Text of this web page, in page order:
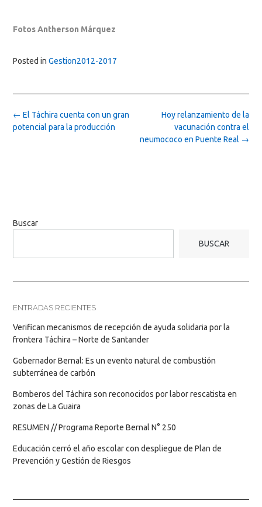
Fotos Antherson Márquez
Posted in Gestion2012-2017
Post
navigation
Hoy relanzamiento de la
vacunación contra el
neumococo en Puente Real →
← El Táchira cuenta con un gran
potencial para la producción
Buscar
BUSCAR
ENTRADAS RECIENTES
Verifican mecanismos de recepción de ayuda solidaria por la
frontera Táchira – Norte de Santander
Gobernador Bernal: Es un evento natural de combustión
subterránea de carbón
Bomberos del Táchira son reconocidos por labor rescatista en
zonas de La Guaira
RESUMEN // Programa Reporte Bernal N° 250
Educación cerró el año escolar con despliegue de Plan de
Prevención y Gestión de Riesgos